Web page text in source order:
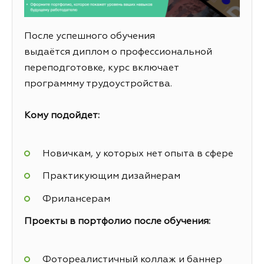
После успешного обучения
выдаётся диплом о профессиональной
переподготовке, курс включает
программму трудоустройства.
Кому подойдет:
Новичкам, у которых нет опыта в сфере
Практикующим дизайнерам
Фрилансерам
Проекты в портфолио после обучения:
Фотореалистичный коллаж и баннер